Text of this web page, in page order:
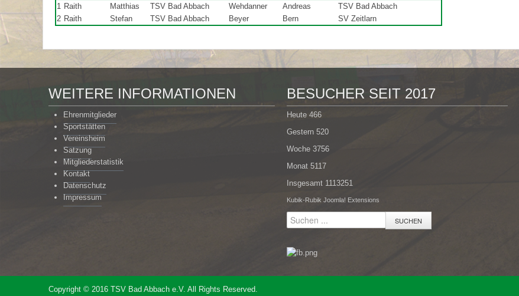
1
Raith Matthias TSV Bad Abbach Wehdanner Andreas
TSV Bad Abbach
2 Raith Stefan TSV Bad Abbach Beyer Bern SV Zeitlarn
WEITERE INFORMATIONEN
Ehrenmitglieder
Sportstätten
Vereinsheim
Satzung
Mitgliederstatistik
Kontakt
Datenschutz
Impressum
BESUCHER SEIT 2017
Heute466
Gestern520
Woche3756
Monat5117
Insgesamt 1113251
Kubik-Rubik Joomla! Extensions
SUCHEN
Copyright © 2016 TSV Bad Abbach e.V. All Rights Reserved.